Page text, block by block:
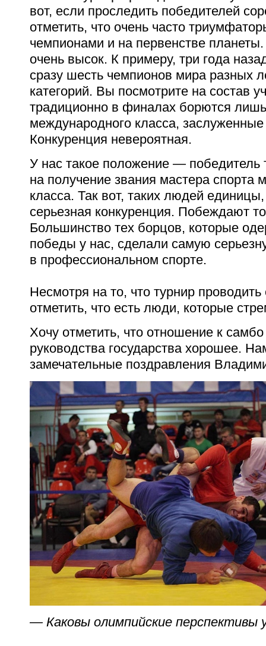
вот, если проследить победителей
отметить, что очень часто
чемпионами и на первенстве
очень высок. К примеру, три года
сразу шесть чемпионов мира разных
категорий. Вы посмотрите на состав
традиционно в финалах борются
международного класса,
Конкуренция невероятная.
У нас такое положение — победитель
на получение звания мастера спорта
класса. Так вот, таких людей
серьезная конкуренция. Побеждают
Большинство тех борцов, которые
победы у нас, сделали самую
в профессиональном спорте.
Несмотря на то, что турнир
отметить, что есть люди, которые
Хочу отметить, что отношение к
руководства государства хорошее.
замечательные поздравления
— Каковы олимпийские перспективы